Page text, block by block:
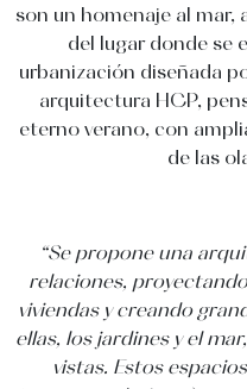
son un homenaje al mar,
del lugar donde se
urbanización diseñada
arquitectura HCP,
eterno verano, con
de las
“Se propone una
relaciones,
viviendas y creando
ellas, los jardines y el
vistas. Estos